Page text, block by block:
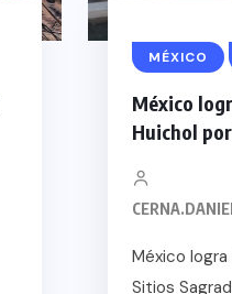
MÉXICO
México
Huichol
México
Sitios